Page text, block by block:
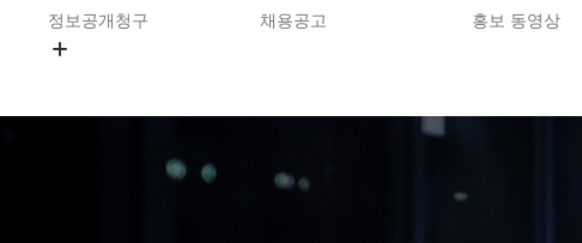
정보공개청구
채용공고
홍보 동영상